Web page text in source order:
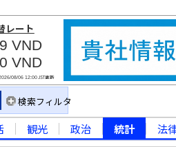
レート
VND
VND
08/06 12:00JST更新
検索フィルタ
観光 政治 統計 法